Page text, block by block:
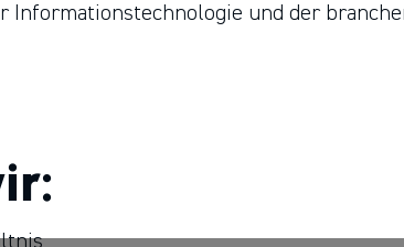
Informationstechnologie und der